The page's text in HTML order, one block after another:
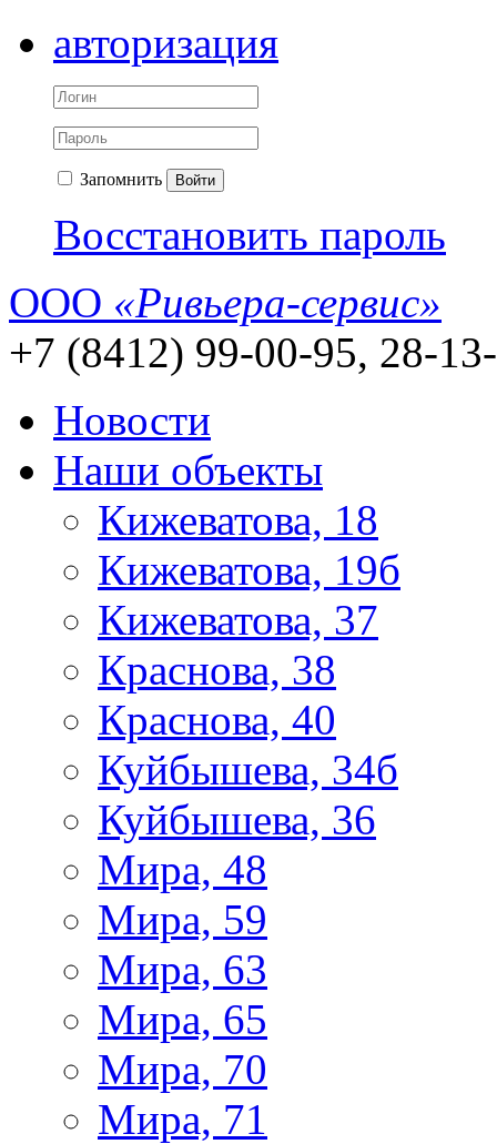
авторизация
Запомнить Войти
Восстановить пароль
ООО «Ривьера-сервис»
+7 (8412) 99-00-95, 28-
Новости
Наши объекты
Кижеватова, 18
Кижеватова, 19б
Кижеватова, 37
Краснова, 38
Краснова, 40
Куйбышева, 34б
Куйбышева, 36
Мира, 48
Мира, 59
Мира, 63
Мира, 65
Мира, 70
Мира, 71